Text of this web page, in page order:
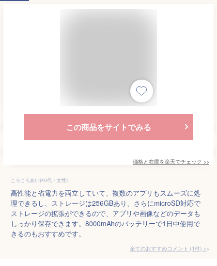
この商品をサイトでみる
価格と在庫を楽天でチェック >>
ころころあい(40代・女性)
高性能と省電力を両立していて、複数のアプリもスムーズに処
理できるし、ストレージは256GBあり、さらにmicroSD対応で
ストレージの拡張ができるので、アプリや画像などのデータも
しっかり保存できます。8000mAhのバッテリーで1日中使用で
きるのもおすすめです。
全てのおすすめコメント (1件) >